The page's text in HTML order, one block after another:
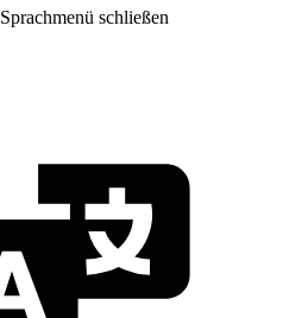
Sprachmenü schließen